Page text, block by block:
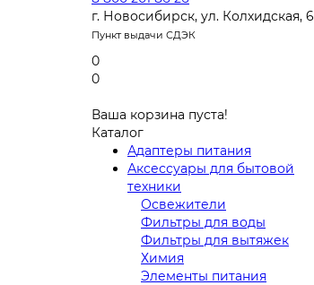
г. Новосибирск, ул. Колхидская, 6
Пункт выдачи СДЭК
0
0
Ваша корзина пуста!
Каталог
Адаптеры питания
Аксессуары для бытовой
техники
Освежители
Фильтры для воды
Фильтры для вытяжек
Химия
Элементы питания